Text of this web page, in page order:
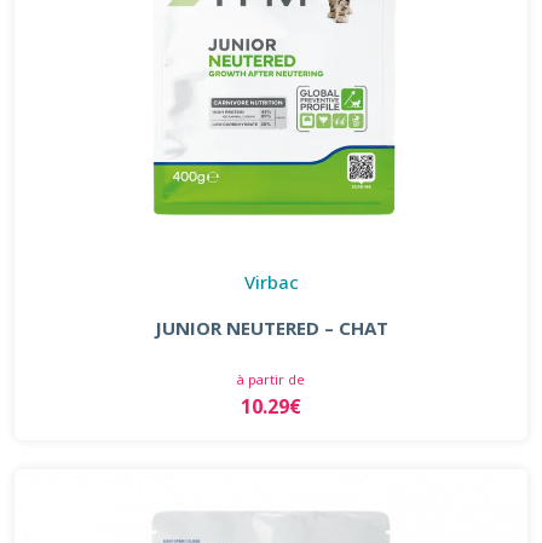
Virbac
JUNIOR NEUTERED – CHAT
à partir de
10.29€